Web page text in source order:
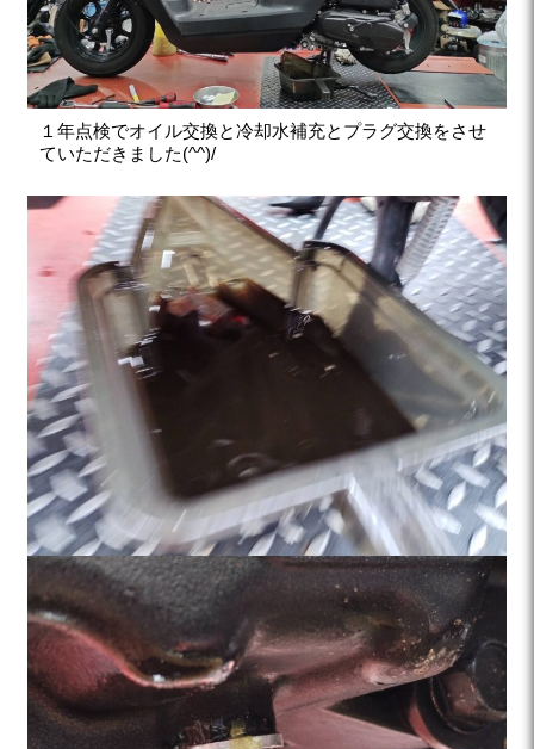
１年点検でオイル交換と冷却水補充とプラグ交換をさせ
ていただきました(^^)/